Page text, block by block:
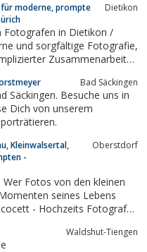
und...
moderne, prompte
Dietikon
Zusammenarbeit
Bad Säckingen
Säckingen. Besuche uns in
Dich von unserem
Kleinwalsertal,
-
Oberstdorf
Fotos von den kleinen
seines Lebens
Nebelhorn, Portrait-, Dessous- und Akt Fotografie, Werbe- und...
Waldshut-Tiengen